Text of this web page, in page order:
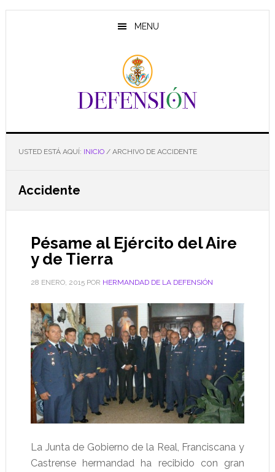
Saltar
Saltar
Saltar
MENU
USTED ESTÁ AQUÍ: INICIO /ARCHIVO DE ACCIDENTE
Accidente
Pésame al Ejército del Aire
y de Tierra
28 ENERO, 2015POR HERMANDAD DE LA DEFENSIÓN
La Junta de Gobierno de la Real, Franciscana y
Castrense hermandad ha recibido con gran